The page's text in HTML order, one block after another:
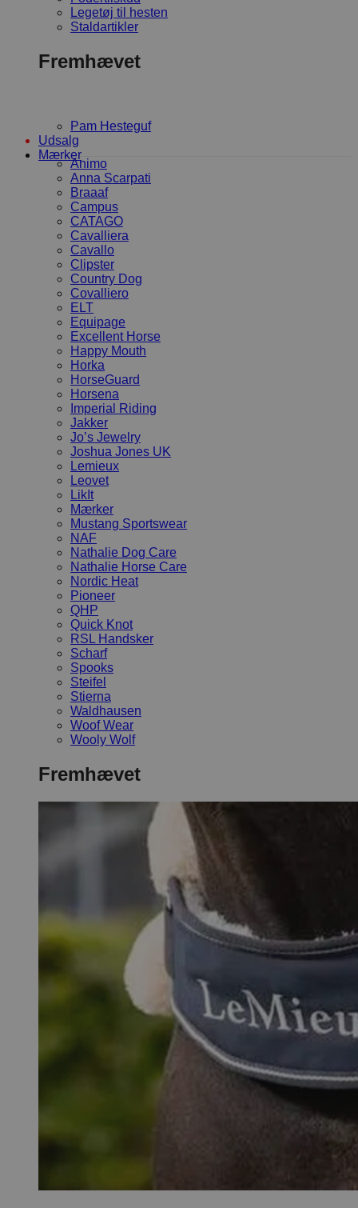
Legetøj til hesten
Staldartikler
Fremhævet
Pam Hesteguf
Udsalg
Mærker
Animo
Anna Scarpati
Braaaf
Campus
CATAGO
Cavalliera
Cavallo
Clipster
Country Dog
Covalliero
ELT
Equipage
Excellent Horse
Happy Mouth
Horka
HorseGuard
Horsena
Imperial Riding
Jakker
Jo’s Jewelry
Joshua Jones UK
Lemieux
Leovet
LikIt
Mærker
Mustang Sportswear
NAF
Nathalie Dog Care
Nathalie Horse Care
Nordic Heat
Pioneer
QHP
Quick Knot
RSL Handsker
Scharf
Spooks
Steifel
Stierna
Waldhausen
Woof Wear
Wooly Wolf
Fremhævet